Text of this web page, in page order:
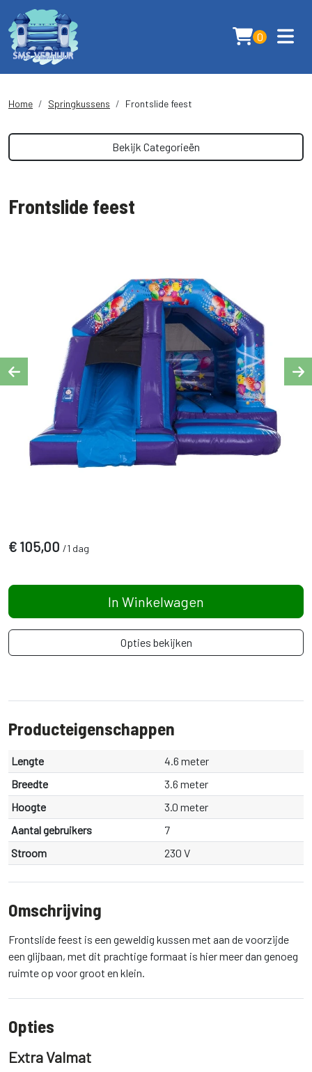
0
Home Springkussens Frontslide feest
Bekijk Categorieën
Frontslide feest
€ 105,00 /1 dag
In Winkelwagen
Opties bekijken
Previous
Producteigenschappen
Lengte
4.6 meter
Breedte
3.6 meter
Hoogte
3.0 meter
Aantal gebruikers
7
Stroom
230 V
Omschrijving
Frontslide feest is een geweldig kussen met aan de voorzijde
een glijbaan, met dit prachtige formaat is hier meer dan genoeg
ruimte op voor groot en klein.
Opties
Extra Valmat